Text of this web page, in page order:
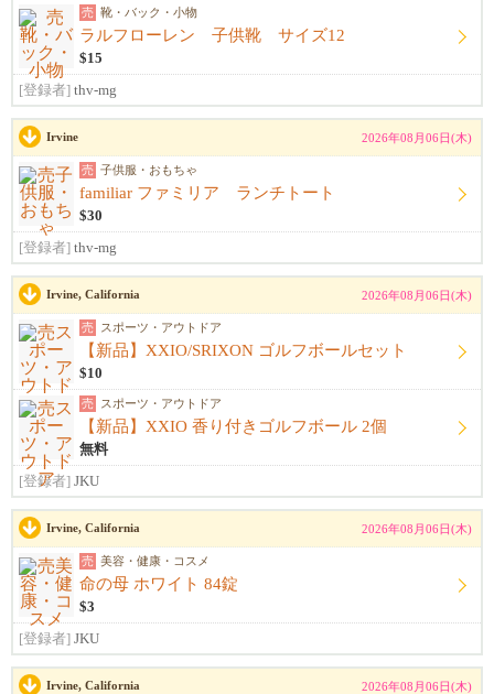
売 靴・バック・小物
ラルフローレン 子供靴 サイズ12
$15
[登録者] thv-mg
Irvine 2026年08月06日(木)
売 子供服・おもちゃ
familiar ファミリア ランチトート
$30
[登録者] thv-mg
Irvine, California 2026年08月06日(木)
売 スポーツ・アウトドア
【新品】XXIO/SRIXON ゴルフボールセット
$10
売 スポーツ・アウトドア
【新品】XXIO 香り付きゴルフボール 2個
無料
[登録者] JKU
Irvine, California 2026年08月06日(木)
売 美容・健康・コスメ
命の母 ホワイト 84錠
$3
[登録者] JKU
Irvine, California 2026年08月06日(木)